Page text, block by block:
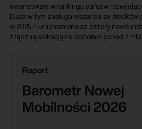
awansowała w rankingu państw
Duża w tym zasługa wsparcia ze środków
w 2025 r. uruchomiono aż cztery nowe
z łączną alokacją na poziomie ponad 7 mld